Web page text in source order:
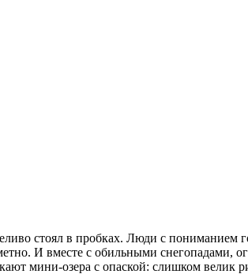
стоял в пробках. Люди с пониманием
И вместе с обильными
мини-озера с опаской: слишком велик